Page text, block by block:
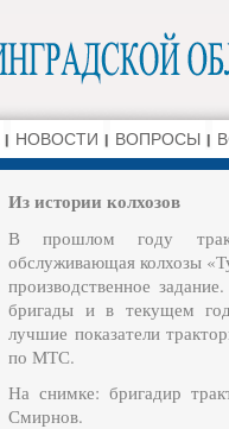
НОВОСТИ ВОПРОСЫ
Из истории колхозов
В прошлом году
обслуживающая колхозы
производственное
бригады и в текущем
лучшие показатели
по МТС.
На снимке: бригадир
Смирнов.